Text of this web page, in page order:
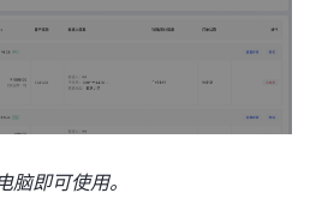
即可使用。